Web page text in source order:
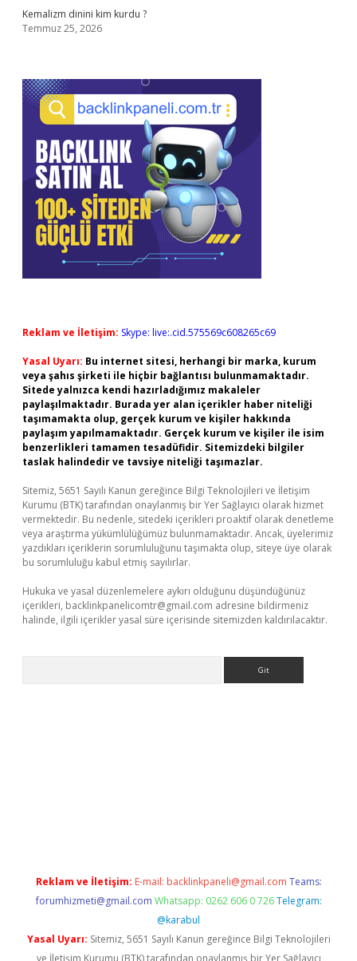
Kemalizm dinini kim kurdu ?
Temmuz 25, 2026
Reklam ve İletişim: Skype: live:.cid.575569c608265c69
Yasal Uyarı: Bu internet sitesi, herhangi bir marka, kurum
veya şahıs şirketi ile hiçbir bağlantısı bulunmamaktadır.
Sitede yalnızca kendi hazırladığımız makaleler
paylaşılmaktadır. Burada yer alan içerikler haber niteliği
taşımamakta olup, gerçek kurum ve kişiler hakkında
paylaşım yapılmamaktadır. Gerçek kurum ve kişiler ile isim
benzerlikleri tamamen tesadüfidir. Sitemizdeki bilgiler
taslak halindedir ve tavsiye niteliği taşımazlar.
Sitemiz, 5651 Sayılı Kanun gereğince Bilgi Teknolojileri ve İletişim
Kurumu (BTK) tarafından onaylanmış bir Yer Sağlayıcı olarak hizmet
vermektedir. Bu nedenle, sitedeki içerikleri proaktif olarak denetleme
veya araştırma yükümlülüğümüz bulunmamaktadır. Ancak, üyelerimiz
yazdıkları içeriklerin sorumluluğunu taşımakta olup, siteye üye olarak
bu sorumluluğu kabul etmiş sayılırlar.
Hukuka ve yasal düzenlemelere aykırı olduğunu düşündüğünüz
içerikleri, backlinkpanelicomtr@gmail.com adresine bildirmeniz
halinde, ilgili içerikler yasal süre içerisinde sitemizden kaldırılacaktır.
Reklam ve İletişim: E-mail: backlinkpaneli@gmail.com Teams:
forumhizmeti@gmail.com Whatsapp: 0262 606 0 726 Telegram:
@karabul
Yasal Uyarı: Sitemiz, 5651 Sayılı Kanun gereğince Bilgi Teknolojileri
ve İletişim Kurumu (BTK) tarafından onaylanmış bir Yer Sağlayıcı